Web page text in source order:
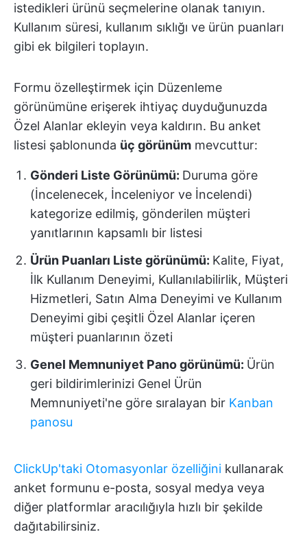
istedikleri ürünü seçmelerine olanak tanıyın.
Kullanım süresi, kullanım sıklığı ve ürün puanları
gibi ek bilgileri toplayın.
Formu özelleştirmek için Düzenleme
görünümüne erişerek ihtiyaç duyduğunuzda
Özel Alanlar ekleyin veya kaldırın. Bu anket
listesi şablonunda üç görünüm mevcuttur:
Gönderi Liste Görünümü: Duruma göre
(İncelenecek, İnceleniyor ve İncelendi)
kategorize edilmiş, gönderilen müşteri
yanıtlarının kapsamlı bir listesi
Ürün Puanları Liste görünümü: Kalite, Fiyat,
İlk Kullanım Deneyimi, Kullanılabilirlik, Müşteri
Hizmetleri, Satın Alma Deneyimi ve Kullanım
Deneyimi gibi çeşitli Özel Alanlar içeren
müşteri puanlarının özeti
Genel Memnuniyet Pano görünümü: Ürün
geri bildirimlerinizi Genel Ürün
Memnuniyeti'ne göre sıralayan bir Kanban
panosu
ClickUp'taki Otomasyonlar özelliğini kullanarak
anket formunu e-posta, sosyal medya veya
diğer platformlar aracılığıyla hızlı bir şekilde
dağıtabilirsiniz.